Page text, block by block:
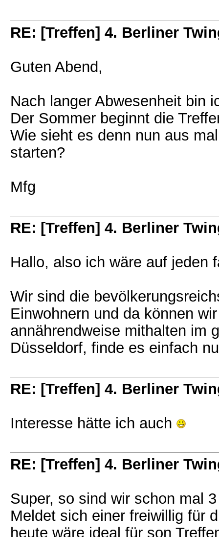
RE: [Treffen] 4. Berliner
Guten Abend,
Nach langer Abwesenheit bin
Der Sommer beginnt die
Wie sieht es denn nun aus
starten?
Mfg
RE: [Treffen] 4. Berliner
Hallo, also ich wäre auf jeden
Wir sind die
Einwohnern und da können
annährendweise mithalten im
Düsseldorf, finde es einfach
RE: [Treffen] 4. Berliner
Interesse hätte ich auch
RE: [Treffen] 4. Berliner
Super, so sind wir schon mal
Meldet sich einer freiwillig für
heute wäre ideal für son